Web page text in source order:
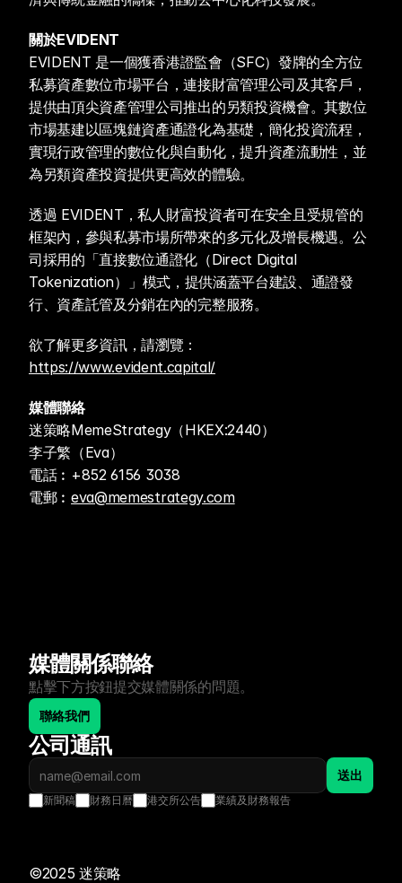
關於EVIDENT
EVIDENT 是一個獲香港證監會（SFC）發牌的全方位
私募資產數位市場平台，連接財富管理公司及其客戶，
提供由頂尖資產管理公司推出的另類投資機會。其數位
市場基建以區塊鏈資產通證化為基礎，簡化投資流程，
實現行政管理的數位化與自動化，提升資產流動性，並
為另類資產投資提供更高效的體驗。
透過 EVIDENT，私人財富投資者可在安全且受規管的
框架內，參與私募市場所帶來的多元化及增長機遇。公
司採用的「直接數位通證化（Direct Digital
Tokenization）」模式，提供涵蓋平台建設、通證發
行、資產託管及分銷在內的完整服務。
欲了解更多資訊，請瀏覽：
https://www.evident.capital/
媒體聯絡
迷策略MemeStrategy（HKEX:2440）
李子繁（Eva）
電話︰+852 6156 3038
電郵︰eva@memestrategy.com
媒體關係聯絡
點擊下方按鈕提交媒體關係的問題。
聯絡我們
公司通訊
送出
新聞稿 財務日曆 港交所公告 業績及財務報告
©2025 迷策略